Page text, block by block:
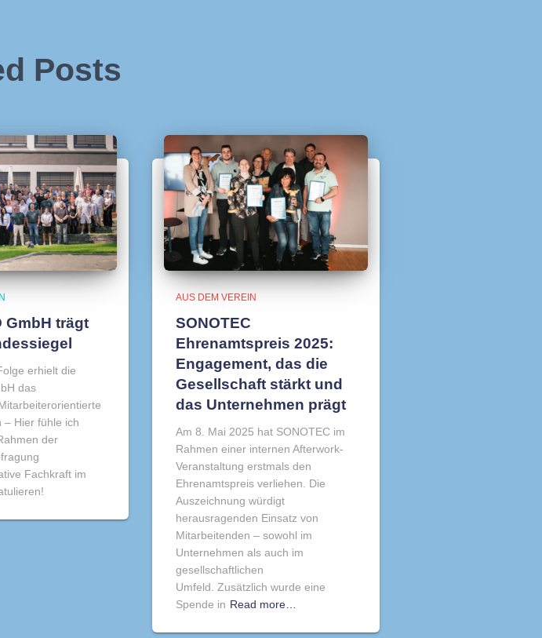
Posts
GmbH trägt
erhielt die
das
– Hier fühle ich
der
Fachkraft im
AUS DEM VEREIN
SONOTEC
Ehrenamtspreis 2025:
Engagement, das die
Gesellschaft stärkt und
das Unternehmen prägt
Am 8. Mai 2025 hat SONOTEC im
Rahmen einer internen Afterwork-
Veranstaltung erstmals den
Ehrenamtspreis verliehen. Die
Auszeichnung würdigt
herausragenden Einsatz von
Mitarbeitenden – sowohl im
Unternehmen als auch im
gesellschaftlichen
Umfeld. Zusätzlich wurde eine
Spende in Read more…